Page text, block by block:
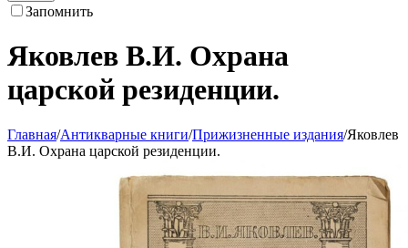
Запомнить
Яковлев В.И. Охрана
царской резиденции.
Главная/Антикварные книги/Прижизненные издания/Яковлев
В.И. Охрана царской резиденции.